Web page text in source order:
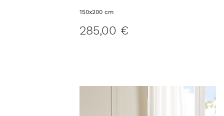
150x200 cm
285,00 €